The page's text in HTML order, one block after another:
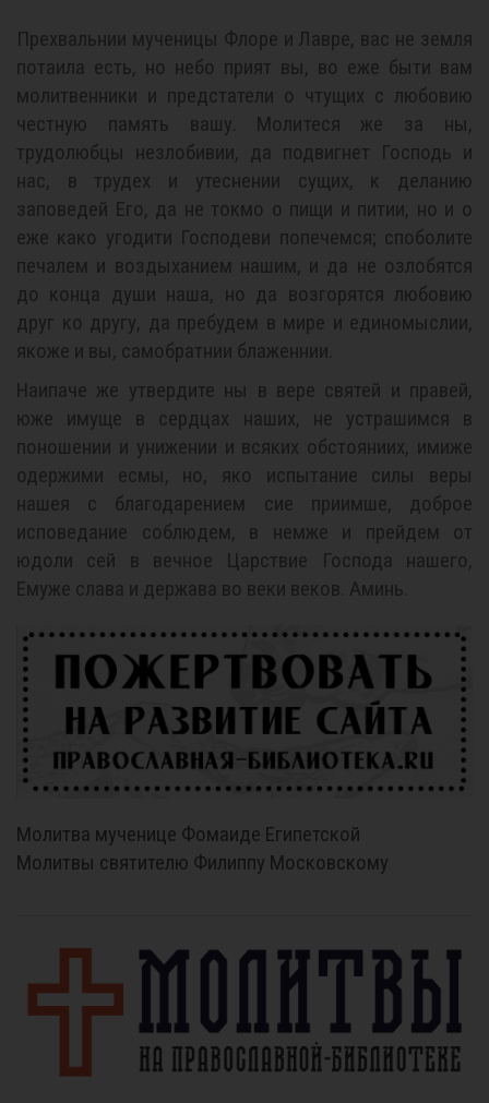
Прехвальнии мученицы Флоре и Лавре, вас не земля
потаила есть, но небо прият вы, во еже быти вам
молитвенники и предстатели о чтущих с любовию
честную память вашу. Молитеся же за ны,
трудолюбцы незлобивии, да подвигнет Господь и
нас, в трудех и утеснении сущих, к деланию
заповедей Его, да не токмо о пищи и питии, но и о
еже како угодити Господеви попечемся; споболите
печалем и воздыханием нашим, и да не озлобятся
до конца души наша, но да возгорятся любовию
друг ко другу, да пребудем в мире и единомыслии,
якоже и вы, самобратнии блаженнии.
Наипаче же утвердите ны в вере святей и правей,
юже имуще в сердцах наших, не устрашимся в
поношении и унижении и всяких обстояниих, имиже
одержими есмы, но, яко испытание силы веры
нашея с благодарением сие приимше, доброе
исповедание соблюдем, в немже и прейдем от
юдоли сей в вечное Царствие Господа нашего,
Емуже слава и держава во веки веков. Аминь.
Молитва мученице Фомаиде Египетской
Молитвы святителю Филиппу Московскому